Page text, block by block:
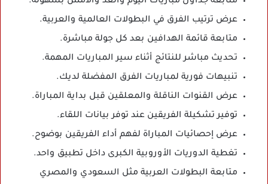
عرض ترتيب الفرق في البطولات العالمية والعربية.
متابعة قائمة الهدافين بعد كل جولة مباشرة.
تحديث مباشر للنتائج أثناء سير المباريات المهمة.
تنبيهات فورية لمباريات الفرق المفضلة لديك.
عرض القنوات الناقلة والمعلقين قبل بداية المباراة.
توفير تشكيلة الفريقين عند توفر بيانات اللقاء.
عرض إحصائيات المباراة لفهم أداء الفريقين بوضوح.
تغطية الدوريات الأوروبية الكبرى داخل تطبيق واحد.
متابعة البطولات العربية مثل السعودي والمصري